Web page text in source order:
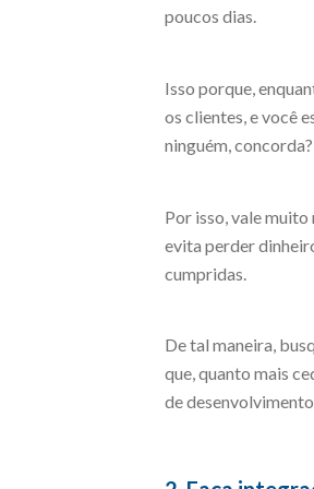
poucos dias.
Isso porque,
os clientes, e você
ninguém, concorda?
Por isso, vale
evita perder
cumpridas.
De tal maneira,
que, quanto mais
de